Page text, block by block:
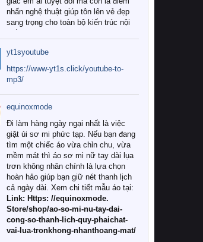
nhấn nghệ thuật giúp tôn lên vẻ đẹp
sang trọng cho toàn bộ kiến trúc nội
Tuy nhiên, giữa thị trường đa dạng
với vô vàn thương hiệu và mẫu mã
như hiện nay, làm thế nào để chọn
được những bộ chăn ga gối đệm cao
cấp thực sự chất lượng, phù hợp với
khí hậu và nhu cầu sử dụng của gia
đình? Hãy cùng chúng tôi đi tìm lời
giải đáp chi tiết qua bài viết dưới đây.
1. Tại sao các gia đình hiện đại lại ưa
chuộng chăn ga gối đệm cao cấp?
Khác với các dòng sản phẩm thông
thường, những bộ chăn ga gối đệm
cao cấp trải qua quy trình sản xuất
nghiêm ngặt từ khâu chọn lọc nguyên
liệu tự nhiên đến công nghệ dệt
nhuộm hiện đại không chứa hóa chất
yt1syoutube
https://www-yt1s.click/youtube-to-
mp3/
equinoxmode
Đi làm hàng ngày ngại nhất là việc
giặt ủi sơ mi phức tạp. Nếu bạn đang
tìm một chiếc áo vừa chỉn chu, vừa
mềm mát thì áo sơ mi nữ tay dài lụa
trơn không nhăn chính là lựa chọn
hoàn hảo giúp bạn giữ nét thanh lịch
cả ngày dài. Xem chi tiết mẫu áo tại:
Link: Https: //equinoxmode.
Store/shop/ao-so-mi-nu-tay-dai-
cong-so-thanh-lich-quy-phaichat-
vai-lua-tronkhong-nhanthoang-mat/